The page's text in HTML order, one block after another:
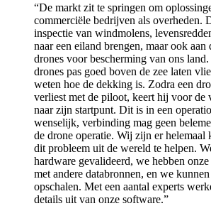
“De markt zit te springen om
commerciële bedrijven als overheden.
inspectie van windmolens,
naar een eiland brengen, maar ook aan
drones voor bescherming van ons
drones pas goed boven de zee laten
weten hoe de dekking is. Zodra een
verliest met de piloot, keert hij voor de
naar zijn startpunt. Dit is in een
wenselijk, verbinding mag geen
de drone operatie. Wij zijn er helemaal
dit probleem uit de wereld te helpen.
hardware gevalideerd, we hebben
met andere databronnen, en we
opschalen. Met een aantal experts
details uit van onze software.”